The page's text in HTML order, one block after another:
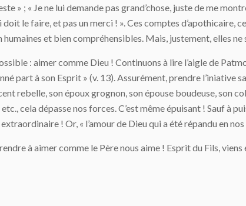
» ; « Je ne lui demande pas grand’chose, juste de me
doit le faire, et pas un merci ! ». Ces comptes
et bien compréhensibles. Mais, justement, elles ne
: aimer comme Dieu ! Continuons à lire l’aigle de
part à son Esprit » (v. 13). Assurément, prendre l’iniative
rebelle, son époux grognon, son épouse boudeuse, son
cela dépasse nos forces. C’est même épuisant ! Sauf à
! Or, « l’amour de Dieu qui a été répandu en
à aimer comme le Père nous aime ! Esprit du Fils,